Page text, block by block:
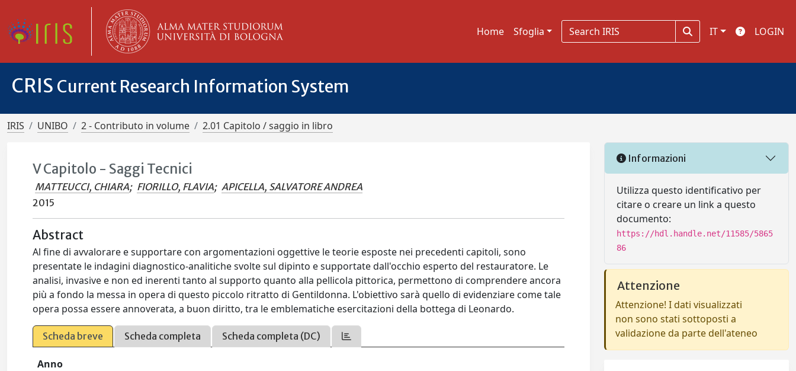
Home Sfoglia IT LOGIN
CRIS Current Research Information System
IRIS UNIBO 2 - Contributo in volume 2.01 Capitolo / saggio in libro
V Capitolo - Saggi Tecnici
MATTEUCCI, CHIARA; FIORILLO, FLAVIA; APICELLA, SALVATORE ANDREA
2015
Abstract
Al fine di avvalorare e supportare con argomentazioni oggettive le teorie esposte nei precedenti capitoli, sono
presentate le indagini diagnostico-analitiche svolte sul dipinto e supportate dall'occhio esperto del restauratore. Le
analisi, invasive e non ed inerenti tanto al supporto quanto alla pellicola pittorica, permettono di comprendere ancora
più a fondo la messa in opera di questo piccolo ritratto di Gentildonna. L'obiettivo sarà quello di evidenziare come tale
opera possa essere annoverata, a buon diritto, tra le emblematiche esercitazioni della bottega di Leonardo.
Scheda breve Scheda completa Scheda completa (DC)
Anno
Informazioni
Utilizza questo identificativo per
citare o creare un link a questo
documento:
https://hdl.handle.net/11585/5865
86
Attenzione
Attenzione! I dati visualizzati
non sono stati sottoposti a
validazione da parte dell'ateneo